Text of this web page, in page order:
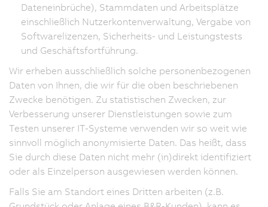
Dateneinbrüche), Stammdaten und Arbeitsplätze
einschließlich Nutzerkontenverwaltung, Vergabe von
Softwarelizenzen, Sicherheits- und Leistungstests
und Geschäftsfortführung.
Wir erheben ausschließlich solche personenbezogenen
Daten von Ihnen, die wir für die oben beschriebenen
Zwecke benötigen. Zu statistischen Zwecken, zur
Verbesserung unserer Dienstleistungen sowie zum
Testen unserer IT-Systeme verwenden wir so weit wie
sinnvoll möglich anonymisierte Daten. Das heißt, dass
Sie durch diese Daten nicht mehr (in)direkt identifiziert
oder als Einzelperson ausgewiesen werden können.
Falls Sie am Standort eines Dritten arbeiten (z.B.